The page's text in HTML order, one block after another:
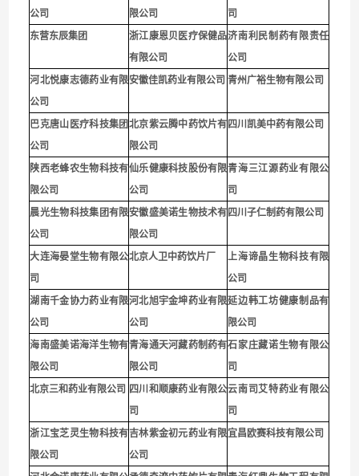
公司
限公司
司
东营东辰集团
浙江康恩贝医疗保健品
有限公司
济南利民制药有限责任
公司
河北悦康志德药业有限
公司
安徽佳凯药业有限公司 青州广裕生物有限公司
巴克唐山医疗科技集团
公司
北京紫云腾中药饮片有
限公司
四川凯美中药有限公司
陕西老蜂农生物科技有
限公司
仙乐健康科技股份有限
公司
青海三江源药业有限公
司
晨光生物科技集团有限
公司
安徽盛美诺生物技术有
限公司
四川子仁制药有限公司
大连海晏堂生物有限公
司
北京人卫中药饮片厂
上海谛晶生物科技有限
公司
湖南千金协力药业有限
公司
河北旭宇金坤药业有限
公司
延边韩工坊健康制品有
限公司
海南盛美诺海洋生物有
限公司
青海通天河藏药制药有
限公司
石家庄藏诺生物有限公
司
北京三和药业有限公司 四川和顺康药业有限公
司
云南司艾特药业有限公
司
浙江宝芝灵生物科技有
限公司
吉林紫金初元药业有限
公司
宜昌欧赛科技有限公司